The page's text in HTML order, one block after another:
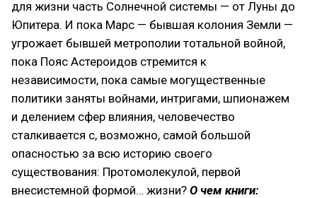
для жизни часть Солнечной системы — от Луны до
Юпитера. И пока Марс — бывшая колония Земли —
угрожает бывшей метрополии тотальной войной,
пока Пояс Астероидов стремится к
независимости, пока самые могущественные
политики заняты войнами, интригами, шпионажем
и делением сфер влияния, человечество
сталкивается с, возможно, самой большой
опасностью за всю историю своего
существования: Протомолекулой, первой
внесистемной формой… жизни? О чем книги: